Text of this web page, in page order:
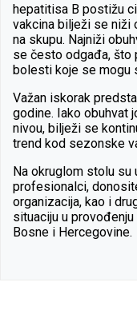
hepatitisa B postižu
vakcina bilježi se niži
na skupu. Najniži
se često odgađa, što
bolesti koje se mogu
Važan iskorak
godine. Iako obuhvat
nivou, bilježi se
trend kod sezonske
Na okruglom stolu
profesionalci,
organizacija, kao i
situaciju u
Bosne i Hercegovine.